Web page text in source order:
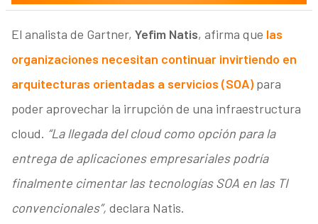
El analista de Gartner, Yefim Natis, afirma que las
organizaciones necesitan continuar invirtiendo en
arquitecturas orientadas a servicios (SOA)para
poder aprovechar la irrupción de una infraestructura
cloud. “La llegada del cloud como opción para la
entrega de aplicaciones empresariales podría
finalmente cimentar las tecnologías SOA en las TI
convencionales”, declara Natis.